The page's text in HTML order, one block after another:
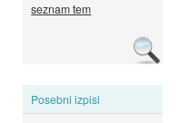
seznam tem
Posebni izpisi